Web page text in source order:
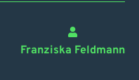
Franziska Feldmann